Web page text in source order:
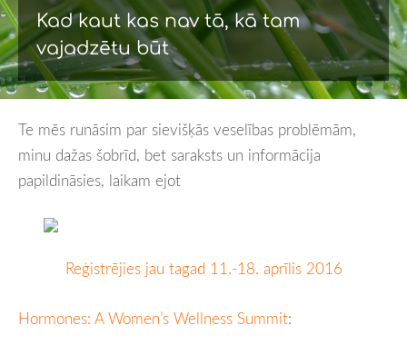
Kad kaut kas nav tā, kā tam
vajadzētu būt
Te mēs runāsim par sievišķās veselības problēmām,
minu dažas šobrīd, bet saraksts un informācija
papildināsies, laikam ejot
Reģistrējies jau tagad 11.-18. aprīlis 2016
Hormones: A Women’s Wellness Summit: